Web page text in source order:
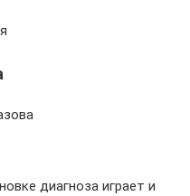
диагноза играет и